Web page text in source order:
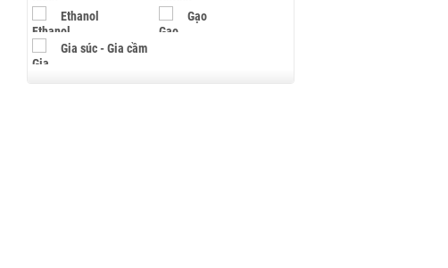
Ethanol Gạo
Gia súc - Gia cầm